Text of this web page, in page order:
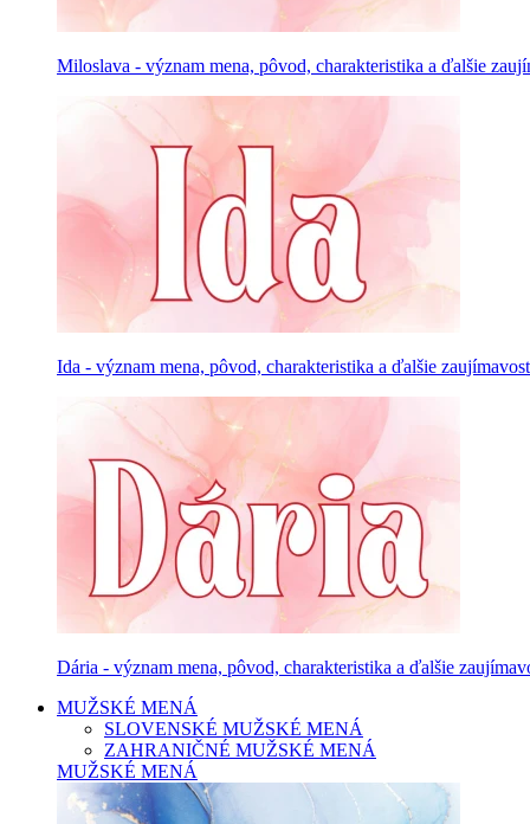
Miloslava - význam mena, pôvod, charakteristika a ďalšie
Ida - význam mena, pôvod, charakteristika a ďalšie
Dária - význam mena, pôvod, charakteristika a ďalšie
MUŽSKÉ MENÁ
SLOVENSKÉ MUŽSKÉ MENÁ
ZAHRANIČNÉ MUŽSKÉ MENÁ
MUŽSKÉ MENÁ